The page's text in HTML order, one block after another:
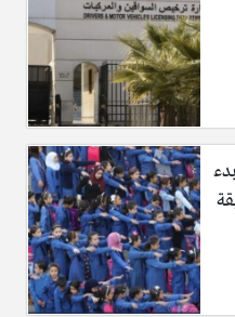
وحقيقة